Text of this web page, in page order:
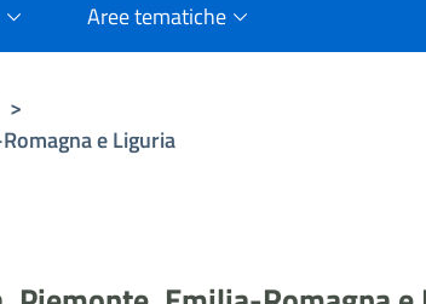
Aree tematiche
>
e Liguria